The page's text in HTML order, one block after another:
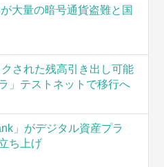
大量の暗号通貨盗難と国
された残高引き出し可能
」テストネットで移行へ
」がデジタル資産プラ
ち上げ